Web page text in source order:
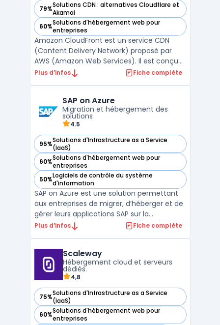
79%Solutions CDN : alternatives Cloudflare et
Akamai
— voir Amazon CloudFront dans cette catégorie
60%Solutions d'hébergement web pour
entreprises
— voir Amazon CloudFront dans cette catégorie
Amazon CloudFront est un service CDN
(Content Delivery Network) proposé par
AWS (Amazon Web Services). Il est conçu
pour distribuer de manière sécurisée et à
utilisateurs du monde entier.Utilisant le
réseau mondial de ...
Plus d’infos Fiche complète
SAP on Azure
Migration et hébergement des
solutions
4.5
95%Solutions d'Infrastructure as a Service
(IaaS)
— voir SAP on Azure dans cette catégorie
60%Solutions d'hébergement web pour
entreprises
— voir SAP on Azure dans cette catégorie
50%Logiciels de contrôle du système
d'information
— voir SAP on Azure dans cette catégorie
SAP on Azure est une solution permettant
aux entreprises de migrer, d’héberger et de
gérer leurs applications SAP sur la
plateforme Microsoft Azure. Cette offre
cloud Azure, permettant aux organisations
d'optimiser leur ...
Plus d’infos Fiche complète
Scaleway
Hébergement cloud et serveurs
dédiés.
4,8
75%Solutions d'Infrastructure as a Service
(IaaS)
— voir Scaleway dans cette catégorie
60%Solutions d'hébergement web pour
entreprises
— voir Scaleway dans cette catégorie